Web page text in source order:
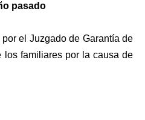
pasado
el Juzgado de Garantía de
los familiares por la causa de